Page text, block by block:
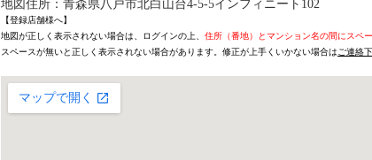
地図住所：青森県八戸市北白山台4-5-5インフィニート102
【登録店舗様へ】
地図が正しく表示されない場合は、ログインの上、 住所（番地）とマンション名の間にスペ
スペースが無いと正しく表示されない場合があります。修正が上手くいかない場合は ご連絡